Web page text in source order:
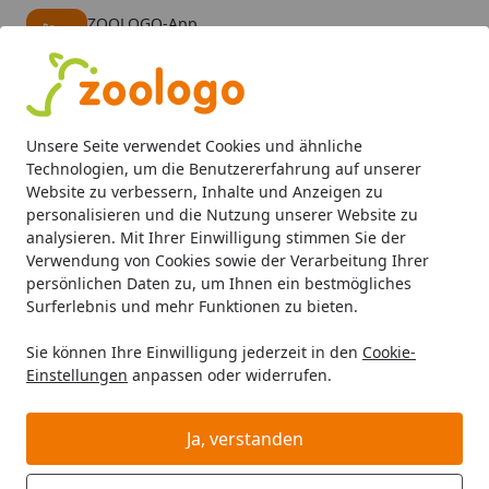
Unsere Seite verwendet Cookies und ähnliche
Technologien, um die Benutzererfahrung auf unserer
Website zu verbessern, Inhalte und Anzeigen zu
personalisieren und die Nutzung unserer Website zu
analysieren. Mit Ihrer Einwilligung stimmen Sie der
Verwendung von Cookies sowie der Verarbeitung Ihrer
persönlichen Daten zu, um Ihnen ein bestmögliches
Surferlebnis und mehr Funktionen zu bieten.
Sie können Ihre Einwilligung jederzeit in den Cookie-
Einstellungen anpassen oder widerrufen.
Ja, verstanden
ZOOLOGO-App
Alle Produkte
Mein Konto
Suchen
Startseite
Hund Hundefutter Snacks Corwex Trainingswürfel
Corwex Trainingswürfel Pferd 500g
Hundesnack